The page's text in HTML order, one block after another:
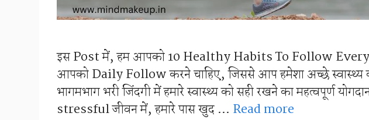
इस Post में, हम आपको 10 Healthy Habits To Follow
आपको Daily Follow करने चाहिए, जिससे आप हमेशा अच्छे स्वास्थ्य
भागमभाग भरी जिंदगी में हमारे स्वास्थ्य को सही रखने का महत्वपूर्ण
stressful जीवन में, हमारे पास खुद … Read more